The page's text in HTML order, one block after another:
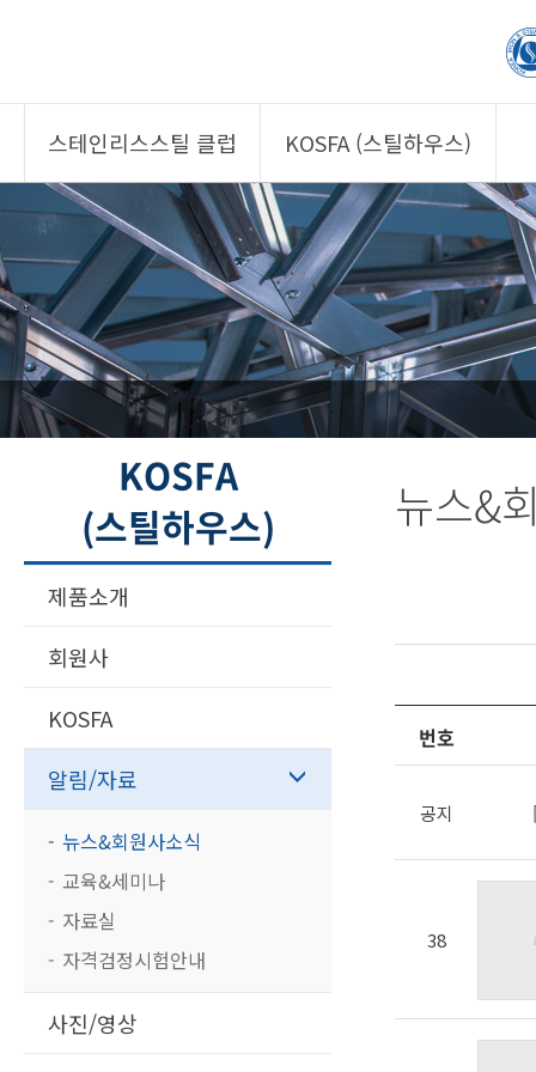
스테인리스스틸 클럽
제품소개
회원사
클럽 소개
정보/자문
사진/영상
제품 기획안 상시
공모
KOSFA (스틸하우스)
제품소개
회원사
KOSFA
알림/자료
사진/영상
KOSFA
(스틸하우스)
제품소개
회원사
KOSFA
알림/자료
뉴스&회원사소식
교육&세미나
자료실
자격검정시험안내
사진/영상
뉴스&
번호
공지
38